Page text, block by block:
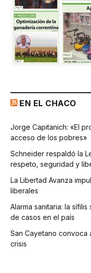
EN EL CHACO
Jorge Capitanich: «El
acceso de los pobres»
Schneider respaldó la
respeto, seguridad y
La Libertad Avanza
liberales
Alarma sanitaria: la
de casos en el país
San Cayetano convoca
crisis